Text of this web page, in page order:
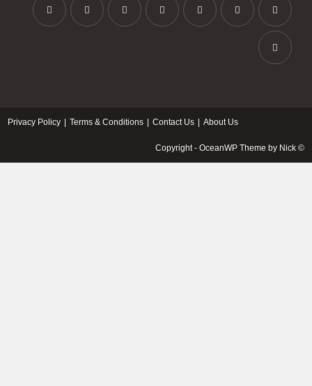
About Us
Contact Us
Terms & Conditions
Privacy Policy
© Copyright - OceanWP Theme by Nick